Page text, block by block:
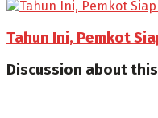
Tahun Ini, Pemkot
Discussion about